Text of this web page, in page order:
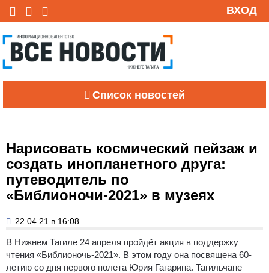
ВХОД
Список новостей
Нарисовать космический пейзаж и
создать инопланетного друга:
путеводитель по
«Библионочи-2021» в музеях
22.04.21 в 16:08
В Нижнем Тагиле 24 апреля пройдёт акция в поддержку
чтения «Библионочь-2021». В этом году она посвящена 60-
летию со дня первого полета Юрия Гагарина. Тагильчане